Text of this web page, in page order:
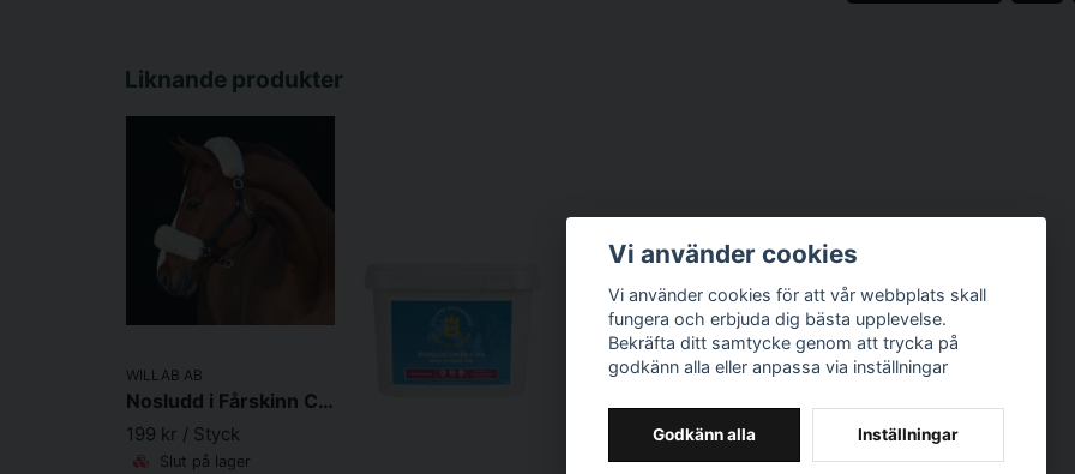
Liknande produkter
WILLAB AB
Nosludd i Fårskinn Creme 30cm
199 kr / Styck
Slut på lager
Vi använder cookies
Vi använder cookies för att vår webbplats skall
fungera och erbjuda dig bästa upplevelse.
Bekräfta ditt samtycke genom att trycka på
godkänn alla eller anpassa via inställningar
Godkänn alla Inställningar